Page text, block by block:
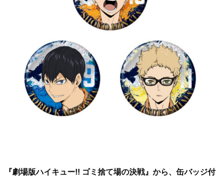
『劇場版ハイキュー!! ゴミ捨て場の決戦』から、缶バッジ付